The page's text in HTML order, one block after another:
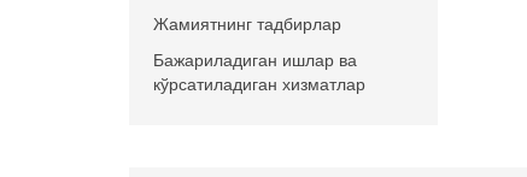
Жамиятнинг тадбирлар
Бажариладиган ишлар ва
кўрсатиладиган хизматлар